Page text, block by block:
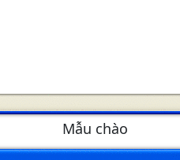
Mẫu chào